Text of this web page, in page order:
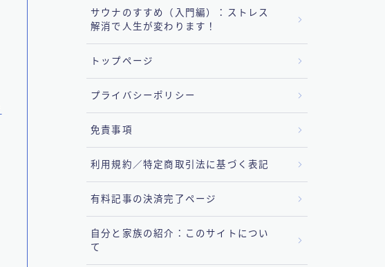
サウナのすすめ（入門編）：ストレス
解消で人生が変わります！
トップページ
プライバシーポリシー
免責事項
利用規約／特定商取引法に基づく表記
有料記事の決済完了ページ
自分と家族の紹介：このサイトについ
て